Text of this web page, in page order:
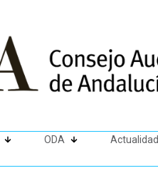
ODA Actualidad